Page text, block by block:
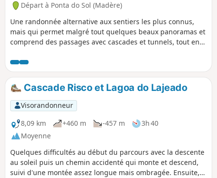
Départ à Ponta do Sol (Madère)
Une randonnée alternative aux sentiers les plus connus,
mais qui permet malgré tout quelques beaux panoramas et
comprend des passages avec cascades et tunnels, tout en
fortement recommandée pour franchir le tunnel.
Cascade Risco et Lagoa do Lajeado
Visorandonneur
8,09 km
+460 m -457 m
3h 40
Moyenne
Quelques difficultés au début du parcours avec la descente
au soleil puis un chemin accidenté qui monte et descend,
suivi d'une montée assez longue mais ombragée. Ensuite,